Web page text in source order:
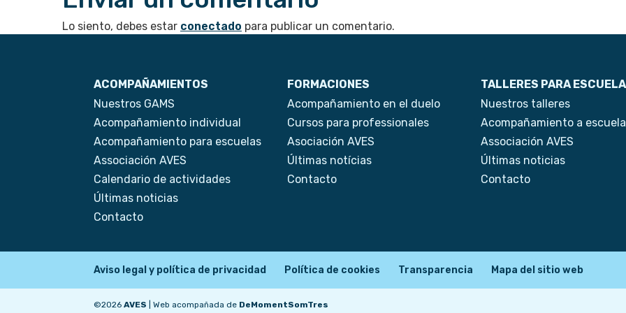
Lo siento, debes estar conectado para publicar un comentario.
ACOMPAÑAMIENTOS
Nuestros GAMS
Acompañamiento individual
Acompañamiento para escuelas
Associación AVES
Calendario de actividades
Últimas noticias
Contacto
FORMACIONES
Acompañamiento en el duelo
Cursos para professionales
Asociación AVES
Últimas notícias
Contacto
TALLERES PARA
Nuestros talleres
Acompañamiento a
Associación AVES
Últimas noticias
Contacto
Aviso legal y política de privacidad Política de cookies Transparencia Mapa del sitio web
©2026 AVES | Web acompañada de DeMomentSomTres